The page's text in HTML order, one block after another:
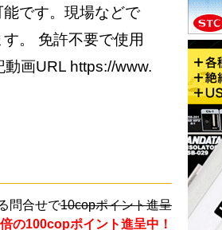
です。現場などで
。 免許不要で使用
画URL https://www.
問合せで10copポイント進呈
の100copポイント進呈中！